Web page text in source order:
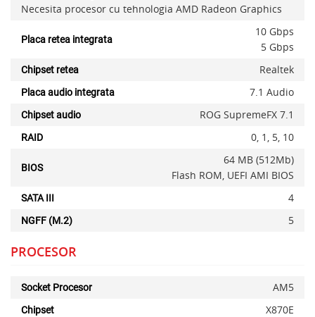
Necesita procesor cu tehnologia AMD Radeon Graphics
Placa retea integrata
10 Gbps
5 Gbps
Chipset retea Realtek
Placa audio integrata 7.1 Audio
Chipset audio ROG SupremeFX 7.1
RAID 0, 1, 5, 10
BIOS
64 MB (512Mb)
Flash ROM, UEFI AMI BIOS
SATA III 4
NGFF (M.2) 5
PROCESOR
Socket Procesor AM5
Chipset X870E